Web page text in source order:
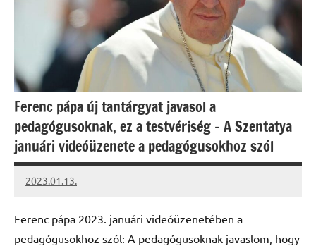
Ferenc pápa új tantárgyat javasol a
pedagógusoknak, ez a testvériség – A Szentatya
januári videóüzenete a pedagógusokhoz szól
2023.01.13.
kovacs.agi
Ferenc pápa 2023. januári videóüzenetében a
pedagógusokhoz szól: A pedagógusoknak javaslom, hogy